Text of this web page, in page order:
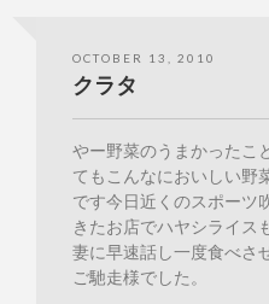
OCTOBER 13, 2010
クラタ
やー野菜のうまかったこ
てもこんなにおいしい野
です今日近くのスポーツ
きたお店でハヤシライス
妻に早速話し一度食べさ
ご馳走様でした。